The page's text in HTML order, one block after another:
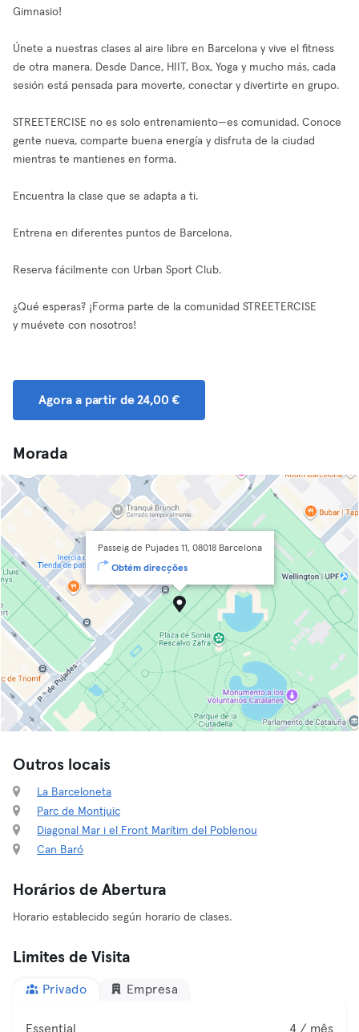
Gimnasio!
Únete a nuestras clases al aire libre en Barcelona y vive el fitness
de otra manera. Desde Dance, HIIT, Box, Yoga y mucho más, cada
sesión está pensada para moverte, conectar y divertirte en grupo.
STREETERCISE no es solo entrenamiento—es comunidad. Conoce
gente nueva, comparte buena energía y disfruta de la ciudad
mientras te mantienes en forma.
Encuentra la clase que se adapta a ti.
Entrena en diferentes puntos de Barcelona.
Reserva fácilmente con Urban Sport Club.
¿Qué esperas? ¡Forma parte de la comunidad STREETERCISE
y muévete con nosotros!
Agora a partir de 24,00 €
Morada
Passeig de Pujades 11, 08018 Barcelona
Obtém direcções
Outros locais
La Barceloneta
Parc de Montjuïc
Diagonal Mar i el Front Marítim del Poblenou
Can Baró
Horários de Abertura
Horario establecido según horario de clases.
Limites de Visita
Privado Empresa
Essential 4 / mês